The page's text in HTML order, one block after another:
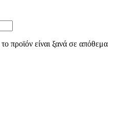
προϊόν είναι ξανά σε απόθεμα